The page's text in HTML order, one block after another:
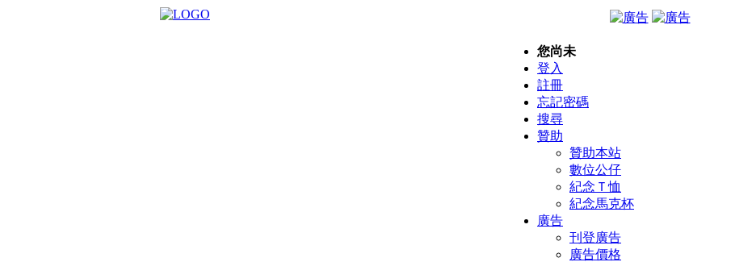
您尚未
登入
註冊
忘記密碼
搜尋
贊助
贊助本站
數位公仔
紀念Ｔ恤
紀念馬克杯
廣告
刊登廣告
廣告價格